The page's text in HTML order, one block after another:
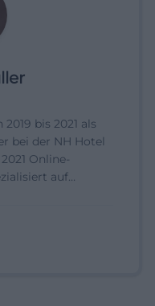
bis 2021 als
bei der NH Hotel
Online-
auf